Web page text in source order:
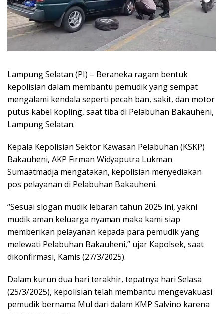
Lampung Selatan (PI) – Beraneka ragam bentuk
kepolisian dalam membantu pemudik yang sempat
mengalami kendala seperti pecah ban, sakit, dan motor
putus kabel kopling, saat tiba di Pelabuhan Bakauheni,
Lampung Selatan.
Kepala Kepolisian Sektor Kawasan Pelabuhan (KSKP)
Bakauheni, AKP Firman Widyaputra Lukman
Sumaatmadja mengatakan, kepolisian menyediakan
pos pelayanan di Pelabuhan Bakauheni.
“Sesuai slogan mudik lebaran tahun 2025 ini, yakni
mudik aman keluarga nyaman maka kami siap
memberikan pelayanan kepada para pemudik yang
melewati Pelabuhan Bakauheni,” ujar Kapolsek, saat
dikonfirmasi, Kamis (27/3/2025).
Dalam kurun dua hari terakhir, tepatnya hari Selasa
(25/3/2025), kepolisian telah membantu mengevakuasi
pemudik bernama Mul dari dalam KMP Salvino karena